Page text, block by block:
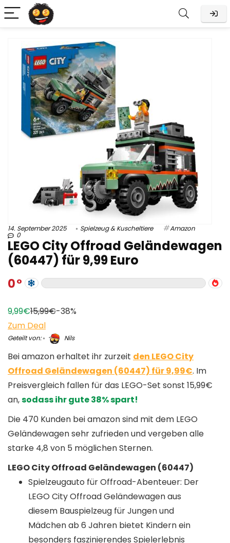
14. September 2025 Spielzeug & Kuscheltiere Amazon
0
LEGO City Offroad Geländewagen
(60447) für 9,99 Euro
0
9,99€15,99€-38%
Zum Deal
Geteilt von: Nils
Bei amazon erhaltet ihr zurzeit den LEGO City
Offroad Geländewagen (60447) für 9,99€. Im
Preisvergleich fallen für das LEGO-Set sonst 15,99€
an,sodass ihr gute 38% spart!
Die 470 Kunden bei amazon sind mit dem LEGO
Geländewagen sehr zufrieden und vergeben alle
starke 4,8 von 5 möglichen Sternen.
LEGO City Offroad Geländewagen (60447)
Spielzeugauto für Offroad-Abenteuer: Der
LEGO City Offroad Geländewagen aus
diesem Bauspielzeug für Jungen und
Mädchen ab 6 Jahren bietet Kindern ein
besonders faszinierendes Spielerlebnis